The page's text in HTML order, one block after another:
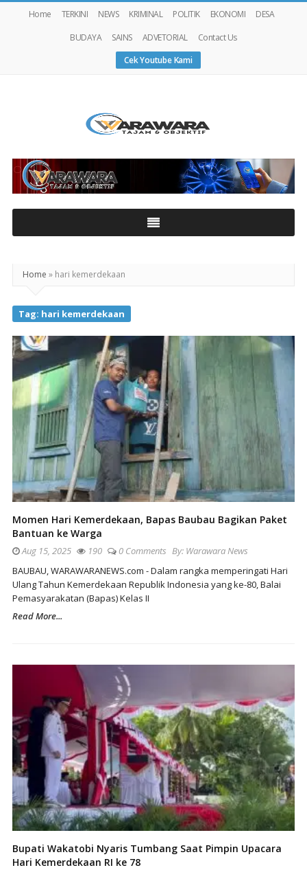
Home TERKINI NEWS KRIMINAL POLITIK EKONOMI
DESA
BUDAYA
SAINS ADVETORIAL
Contact Us
Cek Youtube Kami
Warawaranews
Home » hari kemerdekaan
Tag: hari kemerdekaan
Momen Hari Kemerdekaan, Bapas Baubau Bagikan Paket
Bantuan ke Warga
Aug 15, 2025 190 0 Comments By: Warawara News
BAUBAU, WARAWARANEWS.com - Dalam rangka memperingati Hari
Ulang Tahun Kemerdekaan Republik Indonesia yang ke-80, Balai
Pemasyarakatan (Bapas) Kelas II
Read More...
Bupati Wakatobi Nyaris Tumbang Saat Pimpin Upacara
Hari Kemerdekaan RI ke 78